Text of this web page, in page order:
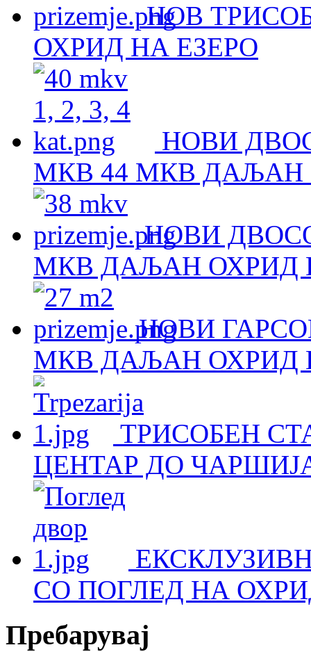
НОВ
ОХРИД НА ЕЗЕРО
НОВИ
МКВ 44 МКВ ДАЉАН
НОВИ
МКВ ДАЉАН ОХРИД
НОВИ
МКВ ДАЉАН ОХРИД
ТРИСОБЕН
ЦЕНТАР ДО
СО ПОГЛЕД НА
Пребарувај